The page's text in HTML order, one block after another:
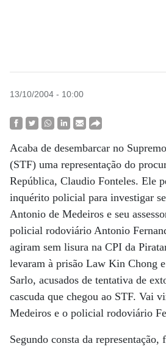
13/10/2004 - 10:00
Acaba de desembarcar no
(STF) uma representação do
República, Claudio Fonteles. Ele
inquérito policial para investigar
Antonio de Medeiros e seu
policial rodoviário Antonio
agiram sem lisura na CPI da
levaram à prisão Law Kin Chong
Sarlo, acusados de tentativa de
cascuda que chegou ao STF. Vai
Medeiros e o policial rodoviário
Segundo consta da representação,